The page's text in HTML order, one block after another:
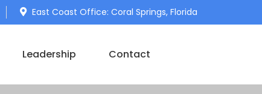
East Coast Office: Coral Springs, Florida
Leadership Contact